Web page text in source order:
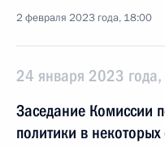
2 февраля 2023 года, 18:00
24 января 2023 года,
Заседание Комиссии
политики в